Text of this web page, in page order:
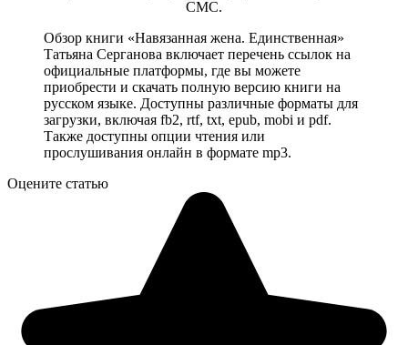
СМС.
Обзор книги «Навязанная жена. Единственная»
Татьяна Серганова включает перечень ссылок на
официальные платформы, где вы можете
приобрести и скачать полную версию книги на
русском языке. Доступны различные форматы для
загрузки, включая fb2, rtf, txt, epub, mobi и pdf.
Также доступны опции чтения или
прослушивания онлайн в формате mp3.
Оцените статью